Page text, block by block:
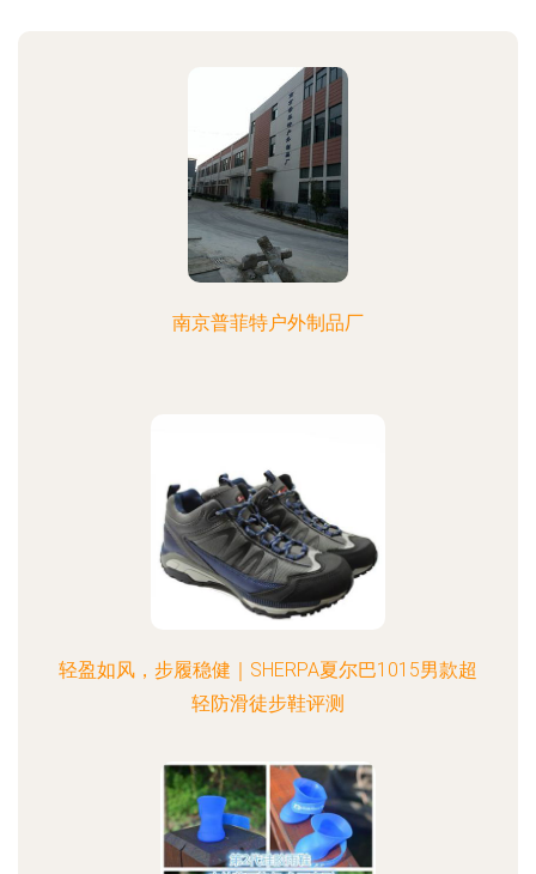
南京普菲特户外制品厂
轻盈如风，步履稳健｜SHERPA夏尔巴1015男款超
轻防滑徒步鞋评测